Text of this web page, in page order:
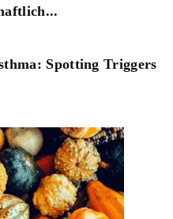
Spotting Triggers